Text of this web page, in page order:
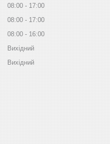
08:00
17:00
08:00
17:00
08:00
16:00
Вихідний
Вихідний